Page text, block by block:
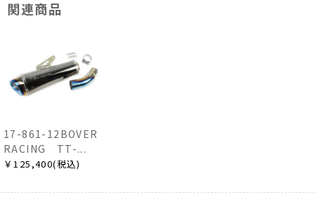
関連商品
17-861-12BOVER
RACING TT-...
￥125,400(税込)